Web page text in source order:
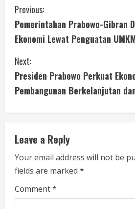
C
o
n
t
i
n
u
e
R
e
Previous:
Pemerintahan Prabowo-Gibran
Ekonomi Lewat Penguatan
Next:
Presiden Prabowo Perkuat
Pembangunan Berkelanjutan
Leave a Reply
Your email address will not be
fields are marked *
Comment*